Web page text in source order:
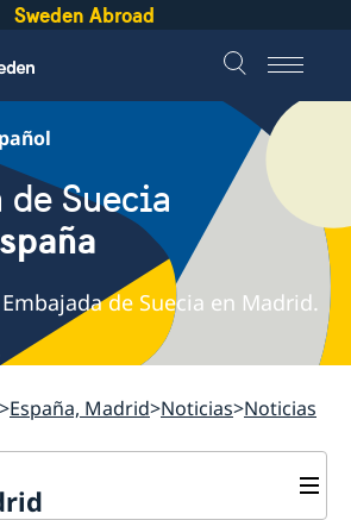
Sweden Abroad
de Suecia
de Suecia en Madrid.
España, Madrid Noticias Noticias